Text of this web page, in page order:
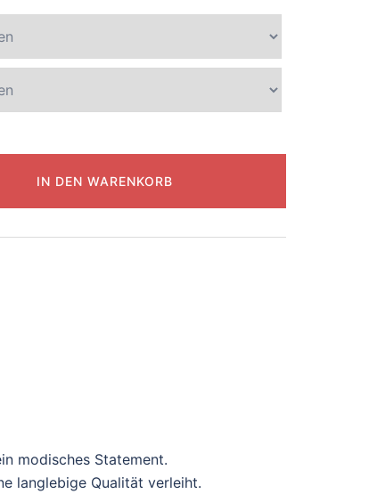
IN DEN WARENKORB
modisches Statement.
langlebige Qualität verleiht.